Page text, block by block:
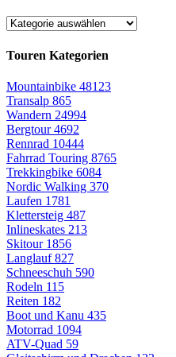
Touren Kategorien
Mountainbike 48123
Transalp 865
Wandern 24994
Bergtour4692
Rennrad 10444
Fahrrad Touring 8765
Trekkingbike 6084
Nordic Walking 370
Laufen 1781
Klettersteig 487
Inlineskates 213
Skitour 1856
Langlauf827
Schneeschuh 590
Rodeln 115
Reiten 182
Boot und Kanu 435
Motorrad 1094
ATV-Quad 59